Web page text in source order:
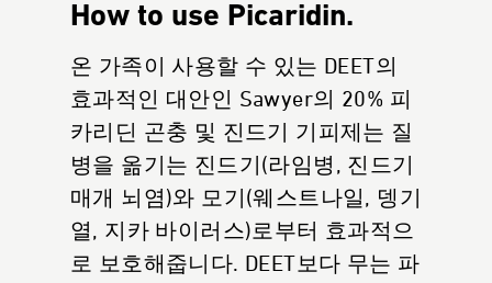
How to use Picaridin.
온 가족이 사용할 수 있는 DEET의
효과적인 대안인 Sawyer의 20% 피
카리딘 곤충 및 진드기 기피제는 질
병을 옮기는 진드기(라임병, 진드기
매개 뇌염)와 모기(웨스트나일, 뎅기
열, 지카 바이러스)로부터 효과적으
로 보호해줍니다. DEET보다 무는 파